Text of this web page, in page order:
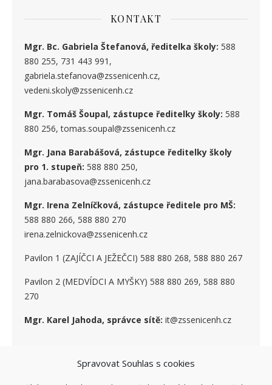
Spravovat Souhlas s cookies
KONTAKT
Mgr. Bc. Gabriela Štefanová, ředitelka školy: 588
880 255, 731 443 991,
gabriela.stefanova@zssenicenh.cz,
vedeni.skoly@zssenicenh.cz
Mgr. Tomáš Šoupal, zástupce ředitelky školy: 588
880 256, tomas.soupal@zssenicenh.cz
Mgr. Jana Barabášová, zástupce ředitelky školy
pro 1. stupeň: 588 880 250,
jana.barabasova@zssenicenh.cz
Mgr. Irena Zelníčková, zástupce ředitele pro MŠ:
588 880 266, 588 880 270
irena.zelnickova@zssenicenh.cz
Pavilon 1 (ZAJÍČCI A JEŽEČCI) 588 880 268, 588 880 267
Pavilon 2 (MEDVÍDCI A MYŠKY) 588 880 269, 588 880
270
Mgr. Karel Jahoda, správce sítě: it@zssenicenh.cz
SOCIÁLNÍ SÍTĚ